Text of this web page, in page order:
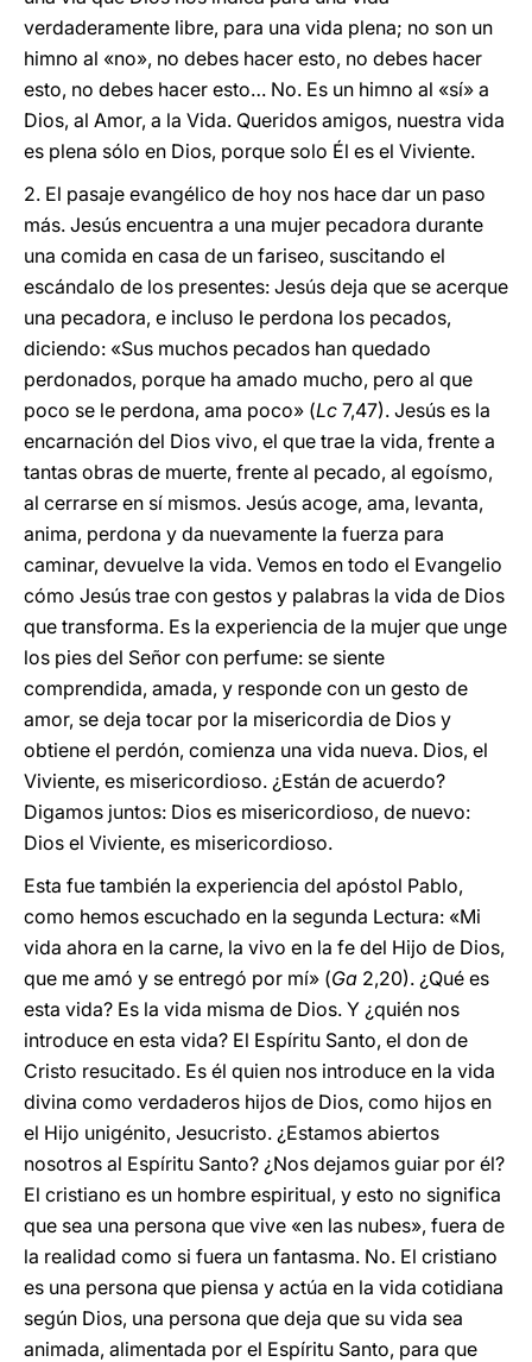
verdaderamente libre, para una vida plena; no son un
himno al «no», no debes hacer esto, no debes hacer
esto, no debes hacer esto… No. Es un himno al «sí» a
Dios, al Amor, a la Vida. Queridos amigos, nuestra vida
es plena sólo en Dios, porque solo Él es el Viviente.
2. El pasaje evangélico de hoy nos hace dar un paso
más. Jesús encuentra a una mujer pecadora durante
una comida en casa de un fariseo, suscitando el
escándalo de los presentes: Jesús deja que se acerque
una pecadora, e incluso le perdona los pecados,
diciendo: «Sus muchos pecados han quedado
perdonados, porque ha amado mucho, pero al que
poco se le perdona, ama poco» (Lc 7,47). Jesús es la
encarnación del Dios vivo, el que trae la vida, frente a
tantas obras de muerte, frente al pecado, al egoísmo,
al cerrarse en sí mismos. Jesús acoge, ama, levanta,
anima, perdona y da nuevamente la fuerza para
caminar, devuelve la vida. Vemos en todo el Evangelio
cómo Jesús trae con gestos y palabras la vida de Dios
que transforma. Es la experiencia de la mujer que unge
los pies del Señor con perfume: se siente
comprendida, amada, y responde con un gesto de
amor, se deja tocar por la misericordia de Dios y
obtiene el perdón, comienza una vida nueva. Dios, el
Viviente, es misericordioso. ¿Están de acuerdo?
Digamos juntos: Dios es misericordioso, de nuevo:
Dios el Viviente, es misericordioso.
Esta fue también la experiencia del apóstol Pablo,
como hemos escuchado en la segunda Lectura: «Mi
vida ahora en la carne, la vivo en la fe del Hijo de Dios,
que me amó y se entregó por mí» (Ga 2,20). ¿Qué es
esta vida? Es la vida misma de Dios. Y ¿quién nos
introduce en esta vida? El Espíritu Santo, el don de
Cristo resucitado. Es él quien nos introduce en la vida
divina como verdaderos hijos de Dios, como hijos en
el Hijo unigénito, Jesucristo. ¿Estamos abiertos
nosotros al Espíritu Santo? ¿Nos dejamos guiar por él?
El cristiano es un hombre espiritual, y esto no significa
que sea una persona que vive «en las nubes», fuera de
la realidad como si fuera un fantasma. No. El cristiano
es una persona que piensa y actúa en la vida cotidiana
según Dios, una persona que deja que su vida sea
animada, alimentada por el Espíritu Santo, para que